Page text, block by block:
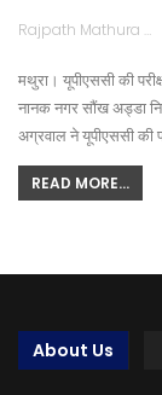
Rajpath Mathura
मथुरा। यूपीएससी की
नानक नगर सौंख अड्डा
अग्रवाल ने यूपीएससी की
READ MORE...
About Us